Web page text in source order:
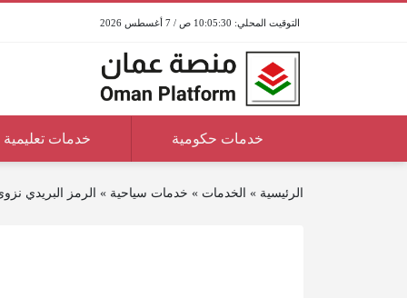
10:05:30 ص / 7 أغسطس 2026
خدمات حكومية خدمات تعليمية
الرئيسية » الخدمات » خدمات سياحية » الرمز البريدي